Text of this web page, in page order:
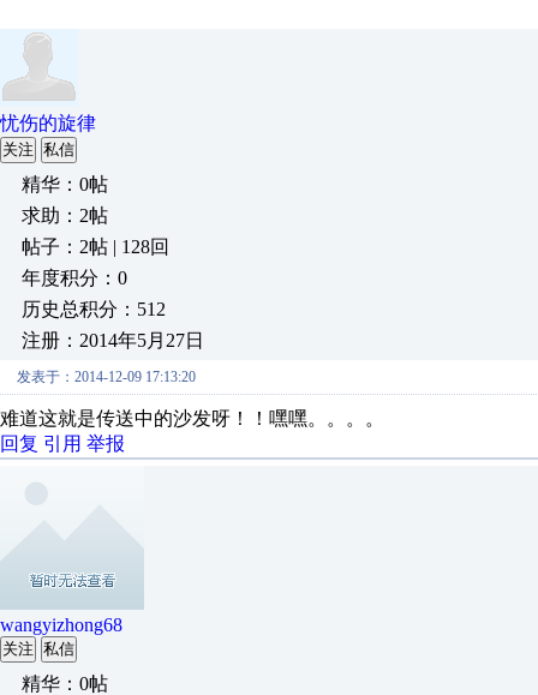
忧伤的旋律
关注 私信
精华：0帖
求助：2帖
帖子：2帖 | 128回
年度积分：0
历史总积分：512
注册：2014年5月27日
发表于：2014-12-09 17:13:20
难道这就是传送中的沙发呀！！嘿嘿。。。。
回复 引用 举报
wangyizhong68
关注 私信
精华：0帖